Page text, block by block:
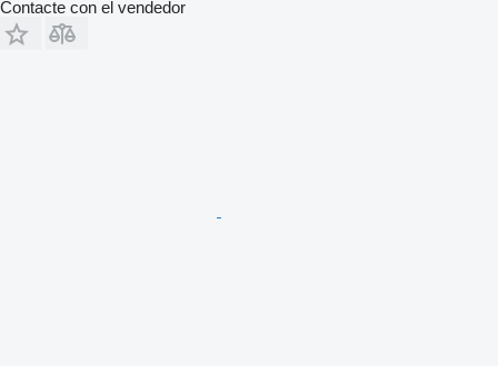
Contacte con el vendedor